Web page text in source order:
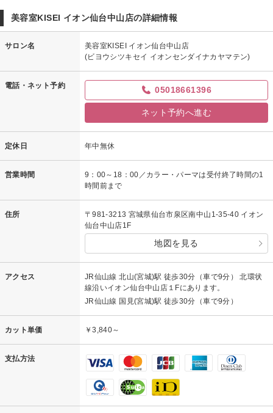
美容室KISEI イオン仙台中山店の詳細情報
サロン名
美容室KISEI イオン仙台中山店
(ビヨウシツキセイ イオンセンダイナカヤマテン)
電話・ネット予約 05018661396
ネット予約へ進む
定休日 年中無休
営業時間
9：00～18：00／カラー・パーマは受付終了時間の1
時間前まで
住所
〒981-3213 宮城県仙台市泉区南中山1-35-40 イオン
仙台中山店1F
地図を見る
アクセス
JR仙山線 北山(宮城)駅 徒歩30分（車で9分） 北環状
線沿いイオン仙台中山店１Fにあります。
JR仙山線 国見(宮城)駅 徒歩30分（車で9分）
カット単価 ￥3,840～
支払方法